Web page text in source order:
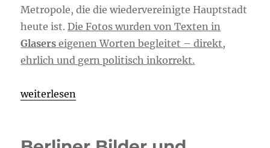
Metropole, die die wiedervereinigte Hauptstadt
heute ist.Die Fotos wurden von Texten in
Glasers eigenen Worten begleitet – direkt,
ehrlich und gern politisch inkorrekt.
„Ein wachsamer Chronist unserer Stadt: Paul
weiterlesen